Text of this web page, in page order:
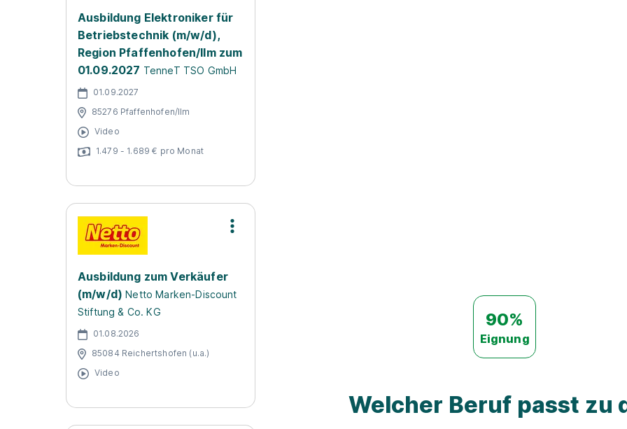
Ausbildung Elektroniker für
Betriebstechnik (m/w/d),
Region Pfaffenhofen/Ilm zum
01.09.2027 TenneT TSO GmbH
01.09.2027
85276 Pfaffenhofen/Ilm
Video
1.479 - 1.689 € pro Monat
Ausbildung zum Verkäufer
(m/w/d) Netto Marken-Discount
Stiftung & Co. KG
01.08.2026
85084 Reichertshofen (u.a.)
Video
90%
Eignung
Welcher Beruf passt zu